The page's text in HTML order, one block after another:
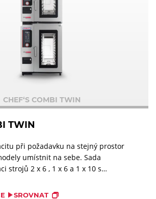
CHEF‘S COMBI TWIN
TWIN
při požadavku na stejný prostor
umístnit na sebe. Sada
strojů 2 x 6 , 1 x 6 a 1 x 10 s
SROVNAT